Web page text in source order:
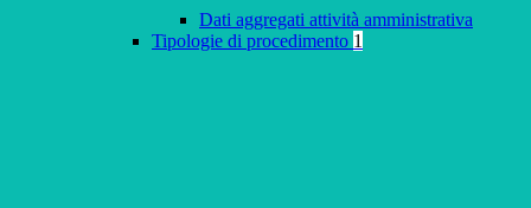
Dati aggregati attività amministrativa
Tipologie di procedimento 1